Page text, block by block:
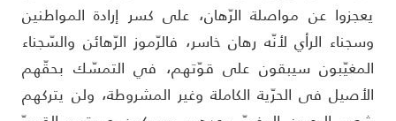
عن مواصلة الرّهان، على كسر إرادة المواطنين
الرأي لأنّه رهان خاسر، فالرّموز الرّهائن والسّجناء
سيبقون على قوّتهم، في التمسّك بحقّهم
فى الحرّية الكاملة وغير المشروطة، ولن يتركهم